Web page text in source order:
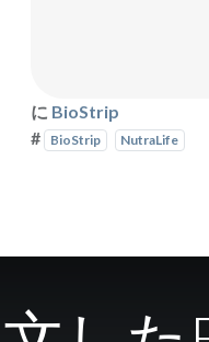
に BioStrip
#
BioStrip NutraLife